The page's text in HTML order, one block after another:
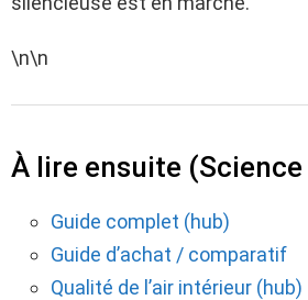
\n\n
À lire ensuite
Guide complet (hub)
Guide d’achat / comparatif
Qualité de l’air intérieur (hub)